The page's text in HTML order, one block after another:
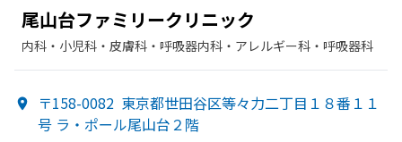
尾山台ファミリークリニック
内科・​小児科・​皮膚科・​呼吸器内科・​アレルギー科・​呼吸器科
〒158-0082 東京都世田谷区等々力二丁目１８番１１
号 ラ・ポール尾山台２階